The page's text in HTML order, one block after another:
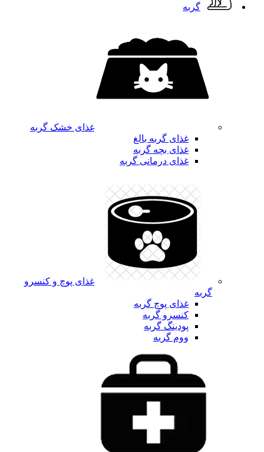
گربه
غذای خشک گربه
غذای گربه بالغ
غذای بچه گربه
غذای درمانی گربه
غذای پوچ و کنسرو
گربه
غذای پوچ گربه
کنسرو گربه
پودینگ گربه
ووم گربه